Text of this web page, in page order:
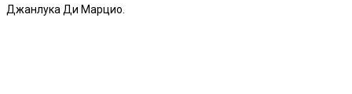
Джанлука Ди Марцио.